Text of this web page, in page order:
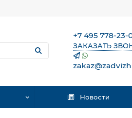
+7 495 778-23-
ЗАКАЗАТЬ
Новости